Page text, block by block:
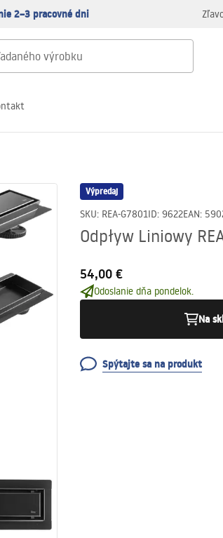
2–3 pracovné dni
Výpredaj
SKU: REA-G7801ID: 9622EAN:
Odpływ Liniowy
54,00 €
Odoslanie dňa pondelok.
Na
Spýtajte sa na produkt